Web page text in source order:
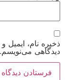
ذخیره نام، ایمیل
دیدگاهی می‌نویسم.